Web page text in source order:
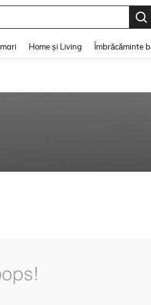
Home și Living Îmbrăcăminte